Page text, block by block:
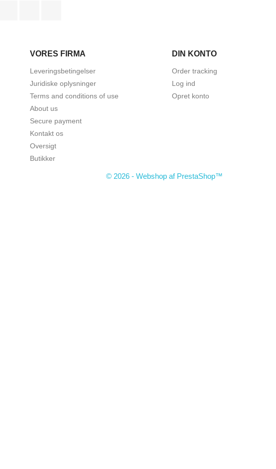
VORES FIRMA
Leveringsbetingelser
Juridiske oplysninger
Terms and conditions of use
About us
Secure payment
Kontakt os
Oversigt
Butikker
DIN KONTO
Order tracking
Log ind
Opret konto
© 2026 - Webshop af PrestaShop™